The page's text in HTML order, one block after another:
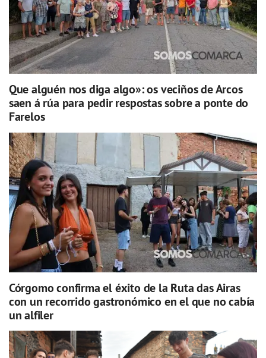
Que alguén nos diga algo»: os veciños de Arcos
saen á rúa para pedir respostas sobre a ponte do
Farelos
Córgomo confirma el éxito de la Ruta das Airas
con un recorrido gastronómico en el que no cabía
un alfiler